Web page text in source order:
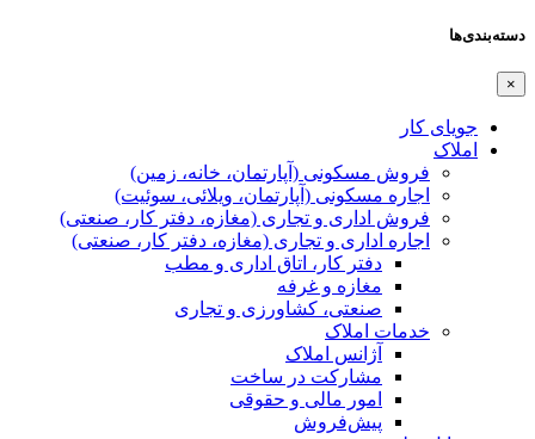
دسته‌بندی‌ها
×
جویای کار
املاک
فروش مسکونی (آپارتمان، خانه، زمین)
اجاره مسکونی (آپارتمان، ویلائی، سوئیت)
فروش اداری و تجاری (مغازه، دفتر کار، صنعتی)
اجاره اداری و تجاری (مغازه، دفتر کار، صنعتی)
دفتر کار، اتاق اداری و مطب
مغازه و غرفه
صنعتی،‌ کشاورزی و تجاری
خدمات املاک
آژانس املاک
مشارکت در ساخت
امور مالی و حقوقی
پیش‌فروش